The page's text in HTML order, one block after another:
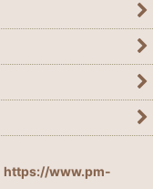
https://www.pm-